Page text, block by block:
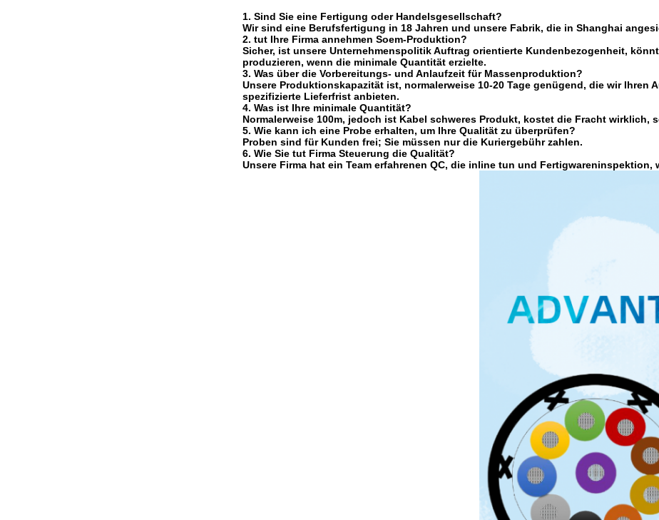
1. Sind Sie eine Fertigung oder Handelsgesellschaft?
Wir sind eine Berufsfertigung in 18 Jahren und unsere Fabrik, die in Shanghai
2. tut Ihre Firma annehmen Soem-Produktion?
Sicher, ist unsere Unternehmenspolitik Auftrag orientierte Kundenbezogenheit,
produzieren, wenn die minimale Quantität erzielte.
3. Was über die Vorbereitungs- und Anlaufzeit für Massenproduktion?
Unsere Produktionskapazität ist, normalerweise 10-20 Tage genügend, die wir
spezifizierte Lieferfrist anbieten.
4. Was ist Ihre minimale Quantität?
Normalerweise 100m, jedoch ist Kabel schweres Produkt, kostet die Fracht wirklich,
5. Wie kann ich eine Probe erhalten, um Ihre Qualität zu überprüfen?
Proben sind für Kunden frei; Sie müssen nur die Kuriergebühr zahlen.
6. Wie Sie tut Firma Steuerung die Qualität?
Unsere Firma hat ein Team erfahrenen QC, die inline tun und